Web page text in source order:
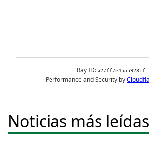
Noticias más leídas